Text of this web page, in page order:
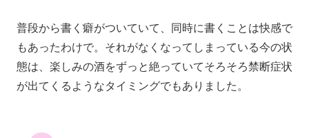
普段から書く癖がついていて、同時に書くことは快感で
もあったわけで。それがなくなってしまっている今の状
態は、楽しみの酒をずっと絶っていてそろそろ禁断症状
が出てくるようなタイミングでもありました。